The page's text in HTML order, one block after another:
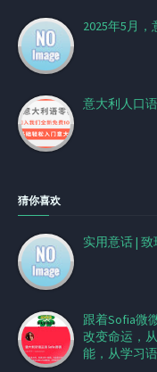
2025年5月
意大利人口
猜你喜欢
实用意话 |
跟着Sofia微
改变命运，
能，从学习